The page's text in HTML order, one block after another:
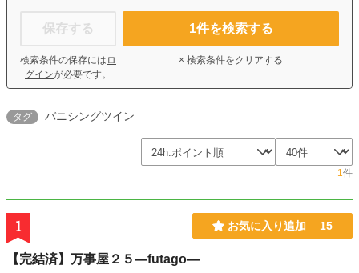
保存する
検索条件の保存には ロ
グインが必要です。
1件を検索する
× 検索条件をクリアする
タグ バニシングツイン
1件
1 お気に入り追加 15
【完結済】万事屋２５―futago―